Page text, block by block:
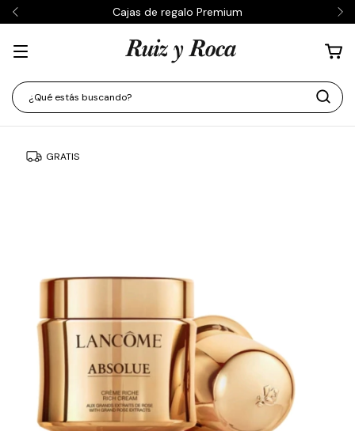
Cajas de regalo Premium
GRATIS